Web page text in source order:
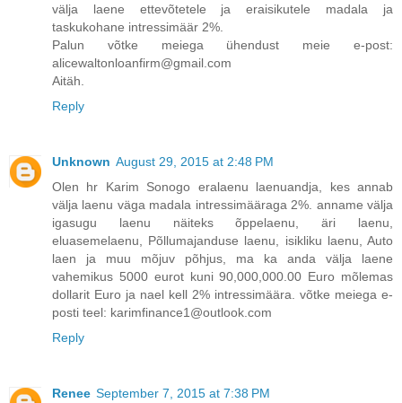
välja laene ettevõtetele ja eraisikutele madala ja
taskukohane intressimäär 2%.
Palun võtke meiega ühendust meie e-post:
alicewaltonloanfirm@gmail.com
Aitäh.
Reply
Unknown August 29, 2015 at 2:48 PM
Olen hr Karim Sonogo eralaenu laenuandja, kes annab
välja laenu väga madala intressimääraga 2%. anname välja
igasugu laenu näiteks õppelaenu, äri laenu,
eluasemelaenu, Põllumajanduse laenu, isikliku laenu, Auto
laen ja muu mõjuv põhjus, ma ka anda välja laene
vahemikus 5000 eurot kuni 90,000,000.00 Euro mõlemas
dollarit Euro ja nael kell 2% intressimäära. võtke meiega e-
posti teel: karimfinance1@outlook.com
Reply
Renee September 7, 2015 at 7:38 PM